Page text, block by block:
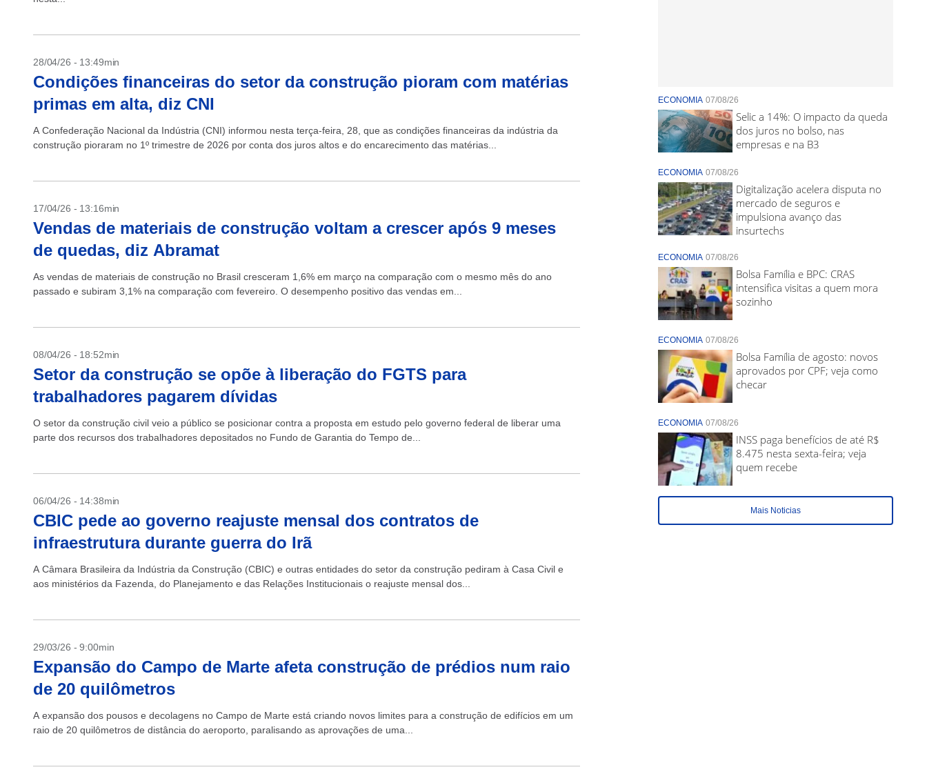
28/04/26 - 13:49min
Condições financeiras do setor da construção pioram com matérias
primas em alta, diz CNI
A Confederação Nacional da Indústria (CNI) informou nesta terça-feira, 28, que as condições financeiras da indústria da
construção pioraram no 1º trimestre de 2026 por conta dos juros altos e do encarecimento das matérias...
17/04/26 - 13:16min
Vendas de materiais de construção voltam a crescer após 9 meses
de quedas, diz Abramat
As vendas de materiais de construção no Brasil cresceram 1,6% em março na comparação com o mesmo mês do ano
passado e subiram 3,1% na comparação com fevereiro. O desempenho positivo das vendas em...
08/04/26 - 18:52min
Setor da construção se opõe à liberação do FGTS para
trabalhadores pagarem dívidas
O setor da construção civil veio a público se posicionar contra a proposta em estudo pelo governo federal de liberar uma
parte dos recursos dos trabalhadores depositados no Fundo de Garantia do Tempo de...
06/04/26 - 14:38min
CBIC pede ao governo reajuste mensal dos contratos de
infraestrutura durante guerra do Irã
A Câmara Brasileira da Indústria da Construção (CBIC) e outras entidades do setor da construção pediram à Casa Civil e
aos ministérios da Fazenda, do Planejamento e das Relações Institucionais o reajuste mensal dos...
29/03/26 - 9:00min
Expansão do Campo de Marte afeta construção de prédios num raio
de 20 quilômetros
A expansão dos pousos e decolagens no Campo de Marte está criando novos limites para a construção de edifícios em um
raio de 20 quilômetros de distância do aeroporto, paralisando as aprovações de uma...
ECONOMIA 07/08/26
Selic a 14%: O impacto da queda
dos juros no bolso, nas
empresas e na B3
ECONOMIA 07/08/26
Digitalização acelera disputa no
mercado de seguros e
impulsiona avanço das
insurtechs
ECONOMIA 07/08/26
Bolsa Família e BPC: CRAS
intensifica visitas a quem mora
sozinho
ECONOMIA 07/08/26
Bolsa Família de agosto: novos
aprovados por CPF; veja como
checar
ECONOMIA 07/08/26
INSS paga benefícios de até R$
8.475 nesta sexta-feira; veja
quem recebe
Mais Noticias